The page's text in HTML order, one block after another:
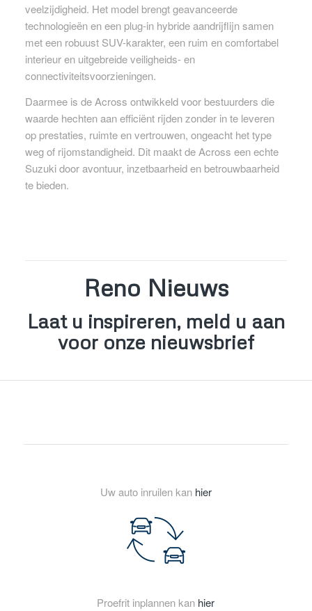
veelzijdigheid. Het model brengt geavanceerde
technologieën en een plug-in hybride aandrijflijn samen
met een robuust SUV-karakter, een ruim en comfortabel
interieur en uitgebreide veiligheids- en
connectiviteitsvoorzieningen.
Daarmee is de Across ontwikkeld voor bestuurders die
waarde hechten aan efficiënt rijden zonder in te leveren
op prestaties, ruimte en vertrouwen, ongeacht het type
weg of rijomstandigheid. Dit maakt de Across een echte
Suzuki door avontuur, inzetbaarheid en betrouwbaarheid
te bieden.
Reno Nieuws
Laat u inspireren, meld u aan
voor onze nieuwsbrief
Uw auto inruilen kan hier
Proefrit inplannen kan hier